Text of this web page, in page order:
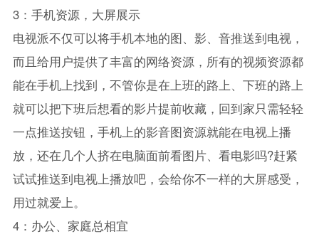
3：手机资源，大屏展示
电视派不仅可以将手机本地的图、影、音推送到电视，
而且给用户提供了丰富的网络资源，所有的视频资源都
能在手机上找到，不管你是在上班的路上、下班的路上
就可以把下班后想看的影片提前收藏，回到家只需轻轻
一点推送按钮，手机上的影音图资源就能在电视上播
放，还在几个人挤在电脑面前看图片、看电影吗?赶紧
试试推送到电视上播放吧，会给你不一样的大屏感受，
用过就爱上。
4：办公、家庭总相宜